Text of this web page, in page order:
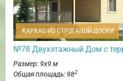
КАРКАС ИЗ СТРОГАНОЙ ДОСКИ
№78 Двухэтажный Дом с
Размер: 9х9 м
Общая площадь: 982